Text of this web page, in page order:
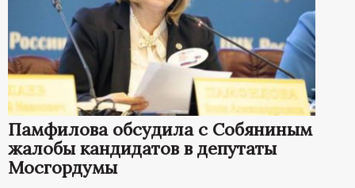
т
а
л
Памфилова обсудила с Собяниным
жалобы кандидатов в депутаты
Мосгордумы